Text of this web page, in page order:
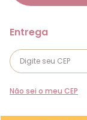
Não sei o meu CEP